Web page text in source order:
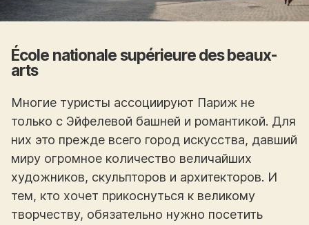
École nationale supérieure des beaux-
arts
Многие туристы ассоциируют Париж не
только с Эйфелевой башней и романтикой. Для
них это прежде всего город искусства, давший
миру огромное количество величайших
художников, скульпторов и архитекторов. И
тем, кто хочет прикоснуться к великому
творчеству, обязательно нужно посетить